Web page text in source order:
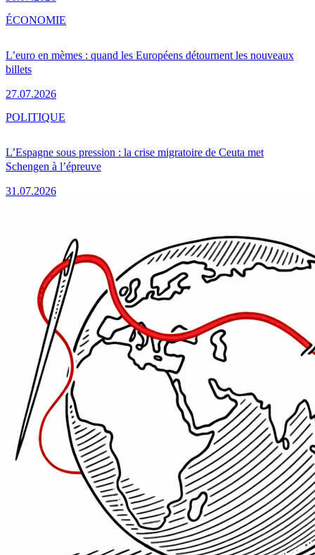
L’euro en mèmes : quand les Européens détournent les nouveaux
billets
27.07.2026
ÉCONOMIE
L’Espagne sous pression : la crise migratoire de Ceuta met
Schengen à l’épreuve
31.07.2026
POLITIQUE